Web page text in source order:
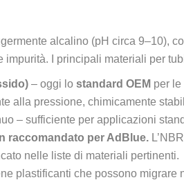
alcalino (pH circa 9–10),
I principali materiali per
– oggi lo standard OEM per
alla pressione, chimicamente
– sufficiente per applicazioni
raccomandato per AdBlue.
nelle liste di materiali pertinenti.
plastificanti che possono